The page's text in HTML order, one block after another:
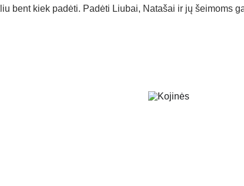
bent kiek padėti. Padėti Liubai, Natašai ir jų šeimoms